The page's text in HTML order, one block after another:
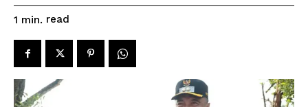
1 min. read